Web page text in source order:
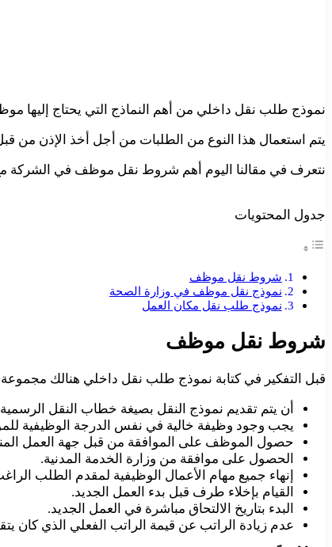
نموذج طلب نقل داخلي من أهم النماذج التي يحتاج إليها
يتم استعمال هذا النوع من الطلبات من أجل أخذ الإذن من
نتعرف في مقالنا اليوم أهم شروط نقل موظف في الشركة
جدول المحتويات
شروط نقل موظف
نموذج نقل موظف في وزارة الصحة
نموذج طلب نقل مكان العمل
شروط نقل موظف
قبل التفكير في كتابة نموذج طلب نقل داخلي هنالك
أن يتم تقديم نموذج النقل بصيغة خطاب النقل
يجب وجود وظيفة خالية في نفس الدرجة الوظيفية
حصول الموظف على الموافقة من قبل جهة العمل
الحصول على موافقة من وزارة الخدمة المدنية.
إنهاء جميع مهام الأعمال الوظيفية لمقدم الطلب
القيام بإخلاء طرف قبل بدء العمل الجديد.
البدء بتاريخ الالتحاق مباشرة في العمل الجديد.
عدم زيادة الراتب عن قيمة الراتب الفعلي الذي كان